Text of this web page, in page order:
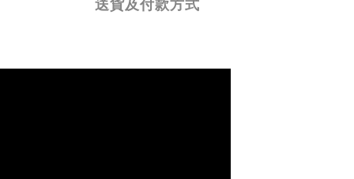
送貨及付款方式